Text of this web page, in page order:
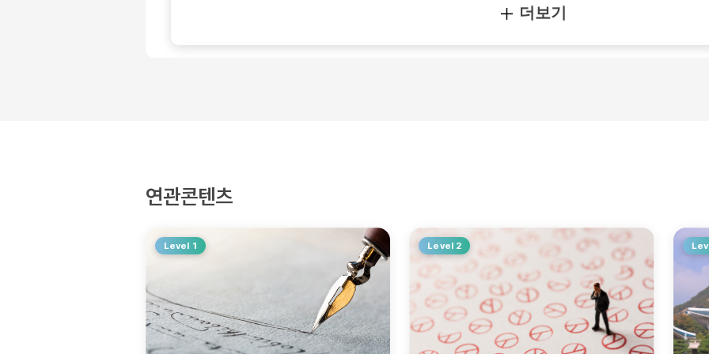
더보기
연관콘텐츠
Level 1 Level 2